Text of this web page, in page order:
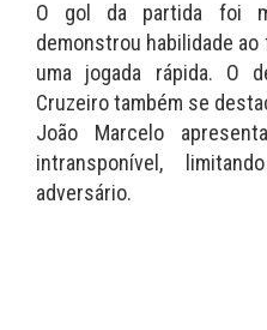
O gol da partida foi
demonstrou habilidade
uma jogada rápida. O
Cruzeiro também se
João Marcelo
intransponível,
adversário.